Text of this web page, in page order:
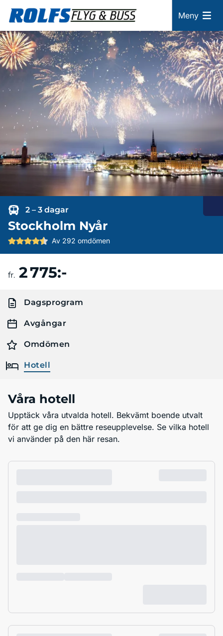
Meny
2 – 3 dagar
Stockholm Nyår
Av 292 omdömen
fr. 2 775:-
Dagsprogram
Avgångar
Omdömen
Hotell
Våra hotell
Upptäck våra utvalda hotell. Bekvämt boende utvalt
för att ge dig en bättre reseupplevelse. Se vilka hotell
vi använder på den här resan.